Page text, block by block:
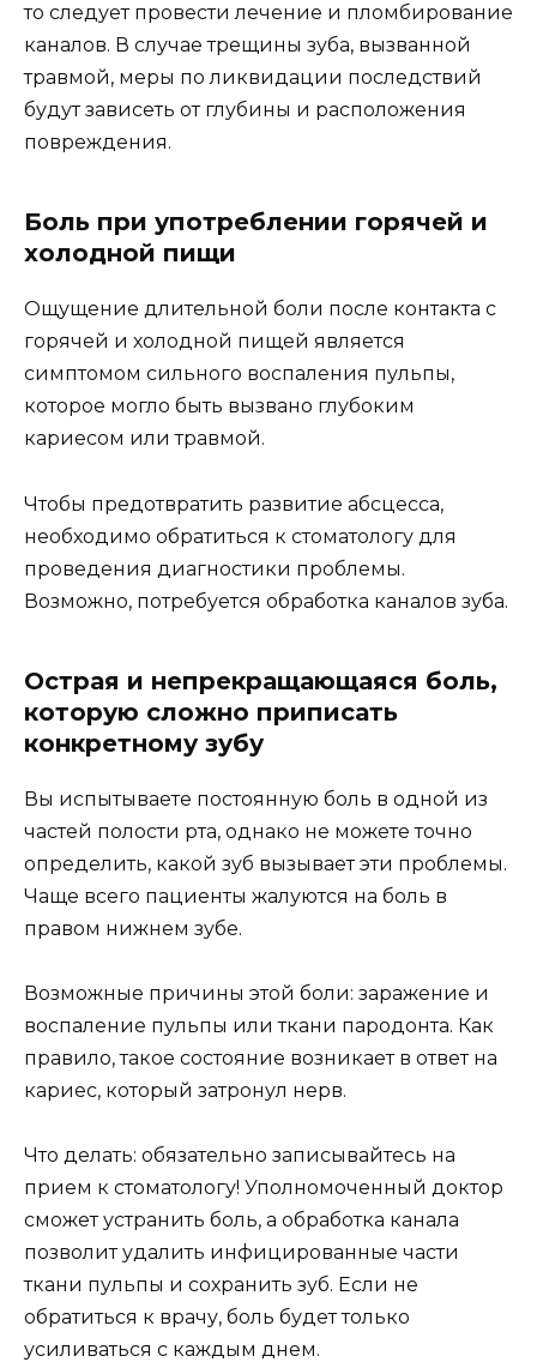
то следует провести лечение и пломбирование
каналов. В случае трещины зуба, вызванной
травмой, меры по ликвидации последствий
будут зависеть от глубины и расположения
повреждения.
Боль при употреблении горячей и
холодной пищи
Ощущение длительной боли после контакта с
горячей и холодной пищей является
симптомом сильного воспаления пульпы,
которое могло быть вызвано глубоким
кариесом или травмой.
Чтобы предотвратить развитие абсцесса,
необходимо обратиться к стоматологу для
проведения диагностики проблемы.
Возможно, потребуется обработка каналов зуба.
Острая и непрекращающаяся боль,
которую сложно приписать
конкретному зубу
Вы испытываете постоянную боль в одной из
частей полости рта, однако не можете точно
определить, какой зуб вызывает эти проблемы.
Чаще всего пациенты жалуются на боль в
правом нижнем зубе.
Возможные причины этой боли: заражение и
воспаление пульпы или ткани пародонта. Как
правило, такое состояние возникает в ответ на
кариес, который затронул нерв.
Что делать: обязательно записывайтесь на
прием к стоматологу! Уполномоченный доктор
сможет устранить боль, а обработка канала
позволит удалить инфицированные части
ткани пульпы и сохранить зуб. Если не
обратиться к врачу, боль будет только
усиливаться с каждым днем.